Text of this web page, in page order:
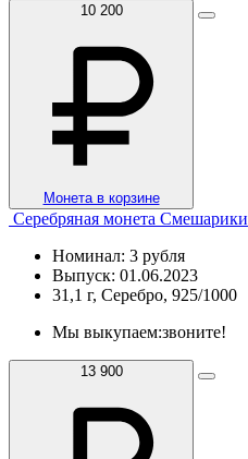
10 200
Монета в корзине
Серебряная монета Смешарики
Номинал: 3 рубля
Выпуск: 01.06.2023
31,1 г, Серебро, 925/1000
Мы выкупаем:звоните!
13 900